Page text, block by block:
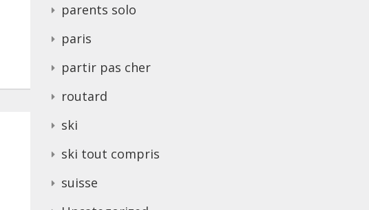
parents solo
paris
partir pas cher
routard
ski
ski tout compris
suisse